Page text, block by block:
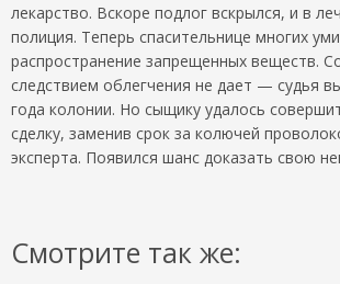
лекарство. Вскоре подлог вскрылся, и в
полиция. Теперь спасительнице многих
распространение запрещенных веществ.
следствием облегчения не дает — судья
года колонии. Но сыщику удалось
сделку, заменив срок за колючей
эксперта. Появился шанс доказать свою
Смотрите так же: